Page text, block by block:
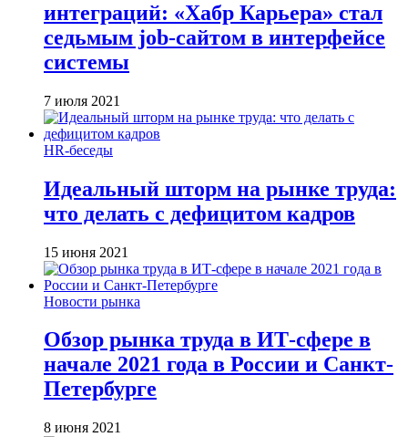
интеграций: «Хабр Карьера» стал
седьмым job-сайтом в интерфейсе
системы
7 июля 2021
HR-беседы
Идеальный шторм на рынке труда:
что делать с дефицитом кадров
15 июня 2021
Новости рынка
Обзор рынка труда в ИТ-сфере в
начале 2021 года в России и Санкт-
Петербурге
8 июня 2021